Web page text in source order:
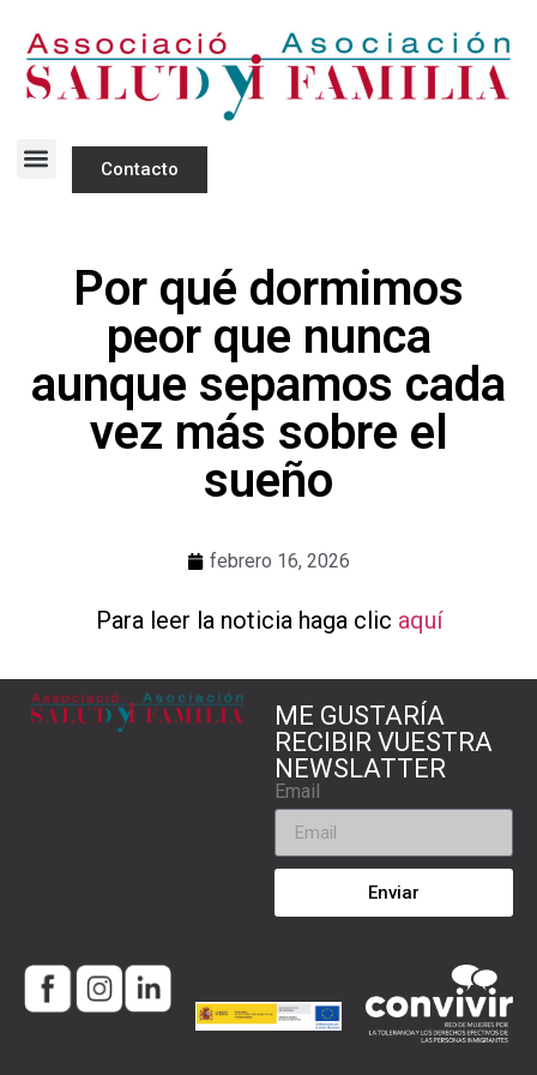
Contacto
Por qué dormimos
peor que nunca
aunque sepamos cada
vez más sobre el
sueño
febrero 16, 2026
Para leer la noticia haga clic aquí
ME GUSTARÍA
RECIBIR VUESTRA
NEWSLATTER
Email
Enviar